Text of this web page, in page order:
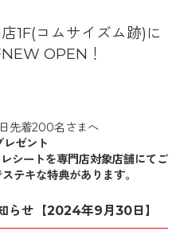
1F(コムサイズム跡)に
OPEN！
先着200名さまへ
ゼント
シートを専門店対象店舗にてご
テキな特典があります。
らせ【2024年9月30日】